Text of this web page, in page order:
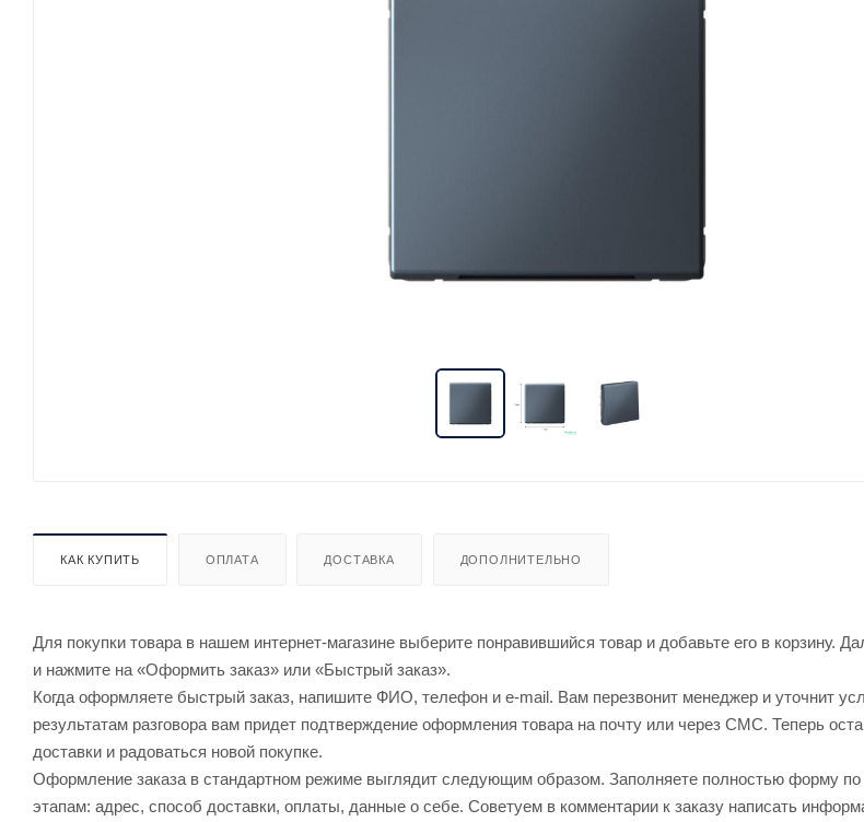
КАК КУПИТЬ ОПЛАТА ДОСТАВКА ДОПОЛНИТЕЛЬНО
Для покупки товара в нашем интернет-магазине выберите понравившийся товар и добавьте его в корзину.
и нажмите на «Оформить заказ» или «Быстрый заказ».
Когда оформляете быстрый заказ, напишите ФИО, телефон и e-mail. Вам перезвонит менеджер и уточнит
результатам разговора вам придет подтверждение оформления товара на почту или через СМС. Теперь
доставки и радоваться новой покупке.
Оформление заказа в стандартном режиме выглядит следующим образом. Заполняете полностью форму
этапам: адрес, способ доставки, оплаты, данные о себе. Советуем в комментарии к заказу написать